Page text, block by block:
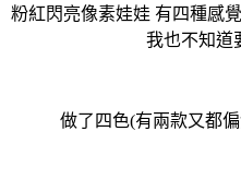
粉紅閃亮像素娃娃 有四種感
我也不知道
做了四色(有兩款又都